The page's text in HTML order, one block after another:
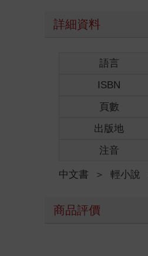
詳細資料
語言
ISBN
頁數
出版地
注音
中文書 ＞ 輕小說
商品評價